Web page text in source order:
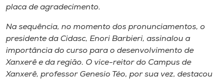
placa de agradecimento.
Na sequência, no momento dos pronunciamentos, o
presidente da Cidasc, Enori Barbieri, assinalou a
importância do curso para o desenvolvimento de
Xanxerê e da região. O vice-reitor do Campus de
Xanxerê, professor Genesio Téo, por sua vez, destacou